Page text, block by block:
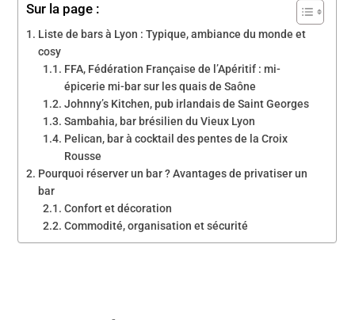
Sur la page :
Liste de bars à Lyon : Typique, ambiance du monde et
cosy
FFA, Fédération Française de l’Apéritif : mi-
épicerie mi-bar sur les quais de Saône
Johnny’s Kitchen, pub irlandais de Saint Georges
Sambahia, bar brésilien du Vieux Lyon
Pelican, bar à cocktail des pentes de la Croix
Rousse
Pourquoi réserver un bar ? Avantages de privatiser un
bar
Confort et décoration
Commodité, organisation et sécurité